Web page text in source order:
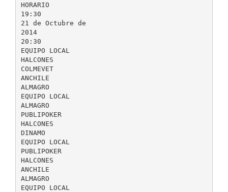
HORARIO
19:30
21 de Octubre de
2014
20:30
EQUIPO LOCAL
HALCONES
COLMEVET
ANCHILE
ALMAGRO
EQUIPO LOCAL
ALMAGRO
PUBLIPOKER
HALCONES
DINAMO
EQUIPO LOCAL
PUBLIPOKER
HALCONES
ANCHILE
ALMAGRO
EQUIPO LOCAL